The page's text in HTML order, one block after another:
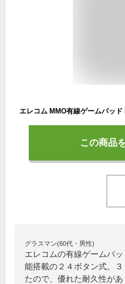
この商品
グラスマン(60代・男性)
エレコムの有線ゲームパ
能搭載の２４ボタン式。
たので、優れた耐久性があ